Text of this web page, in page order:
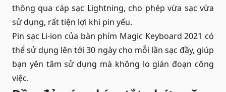
thông qua cáp sạc Lightning, cho phép vừa sạc vừa
sử dụng, rất tiện lợi khi pin yếu.
Pin sạc Li-ion của bàn phím Magic Keyboard 2021 có
thể sử dụng lên tới 30 ngày cho mỗi lần sạc đầy, giúp
bạn yên tâm sử dụng mà không lo gián đoạn công
việc.